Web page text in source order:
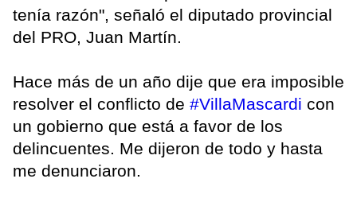
tenía razón", señaló el diputado provincial
del PRO, Juan Martín.
Hace más de un año dije que era imposible
resolver el conflicto de #VillaMascardi con
un gobierno que está a favor de los
delincuentes. Me dijeron de todo y hasta
me denunciaron.